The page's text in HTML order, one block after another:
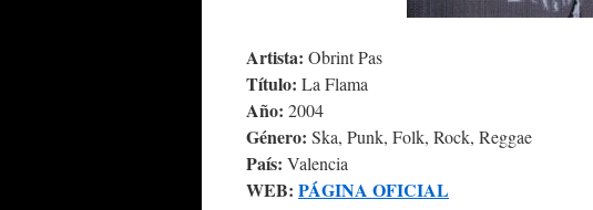
Artista: Obrint Pas
Título: La Flama
Año: 2004
Género: Ska, Punk, Folk, Rock, Reggae
País: Valencia
WEB: PÁGINA OFICIAL